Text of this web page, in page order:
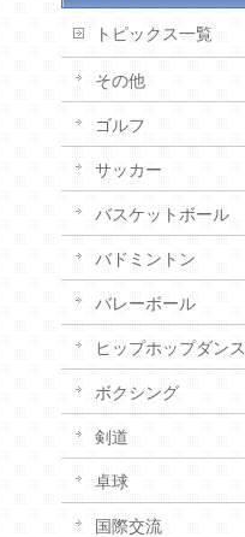
トピックス一覧
その他
ゴルフ
サッカー
バスケットボール
バドミントン
バレーボール
ヒップホップダンス
ボクシング
剣道
卓球
国際交流